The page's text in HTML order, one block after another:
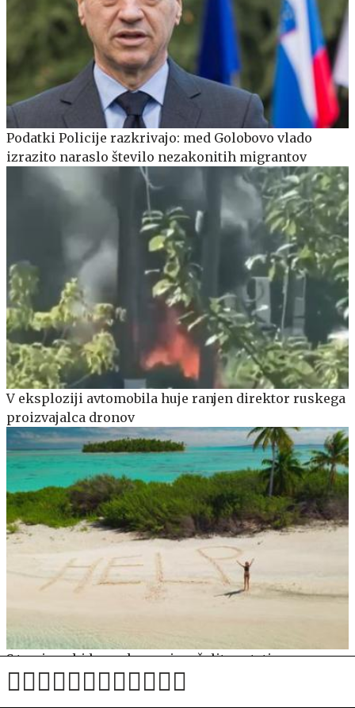
Podatki Policije razkrivajo: med Golobovo vlado
izrazito naraslo število nezakonitih migrantov
V eksploziji avtomobila huje ranjen direktor ruskega
proizvajalca dronov
S temi znaki horoskopa si ne želite ostati na
samotnem otoku